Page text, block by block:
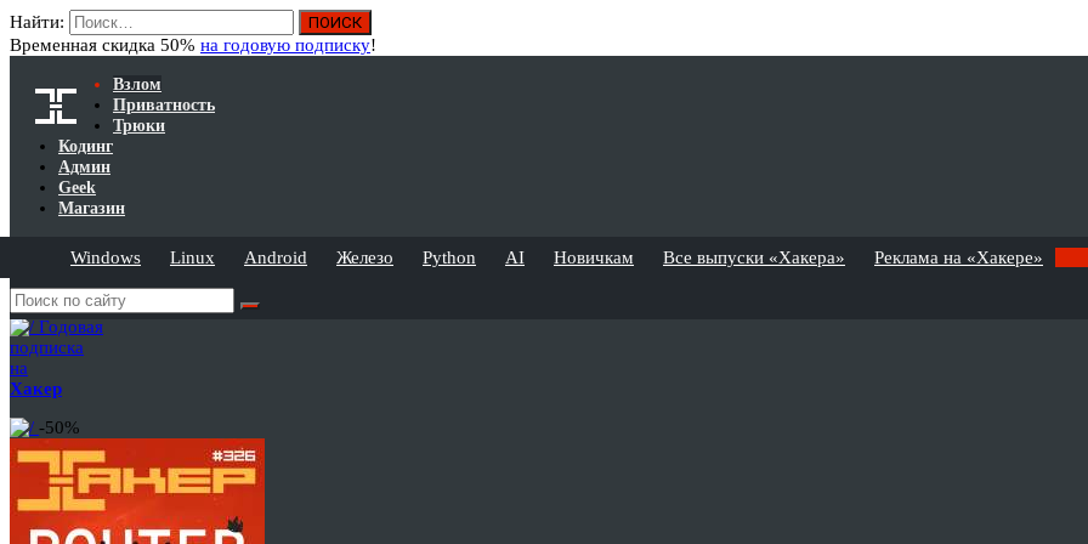
Найти:
Временная скидка 50% на годовую подписку!
Взлом
Приватность
Трюки
Кодинг
Админ
Geek
Магазин
Windows Linux Android Железо Python AI Новичкам Все выпуски «Хакера» Реклама на «Хакере»
Годовая
подписка
на
Хакер
-50%